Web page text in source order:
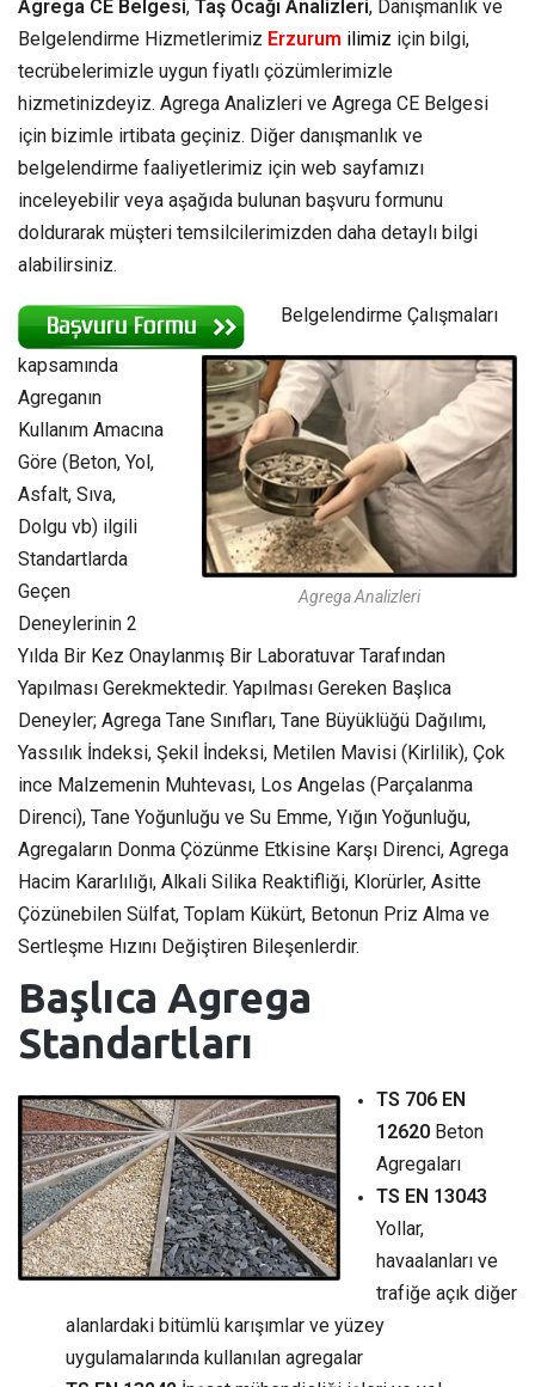
Agrega CE Belgesi, Taş Ocağı Analizleri, Danışmanlık ve
Belgelendirme Hizmetlerimiz Erzurum ilimiz için bilgi,
tecrübelerimizle uygun fiyatlı çözümlerimizle
hizmetinizdeyiz. Agrega Analizleri ve Agrega CE Belgesi
için bizimle irtibata geçiniz. Diğer danışmanlık ve
belgelendirme faaliyetlerimiz için web sayfamızı
inceleyebilir veya aşağıda bulunan başvuru formunu
doldurarak müşteri temsilcilerimizden daha detaylı bilgi
alabilirsiniz.
Agrega Analizleri
Belgelendirme Çalışmaları
kapsamında
Agreganın
Kullanım Amacına
Göre (Beton, Yol,
Asfalt, Sıva,
Dolgu vb) ilgili
Standartlarda
Geçen
Deneylerinin 2
Yılda Bir Kez Onaylanmış Bir Laboratuvar Tarafından
Yapılması Gerekmektedir. Yapılması Gereken Başlıca
Deneyler; Agrega Tane Sınıfları, Tane Büyüklüğü Dağılımı,
Yassılık İndeksi, Şekil İndeksi, Metilen Mavisi (Kirlilik), Çok
ince Malzemenin Muhtevası, Los Angelas (Parçalanma
Direnci), Tane Yoğunluğu ve Su Emme, Yığın Yoğunluğu,
Agregaların Donma Çözünme Etkisine Karşı Direnci, Agrega
Hacim Kararlılığı, Alkali Silika Reaktifliği, Klorürler, Asitte
Çözünebilen Sülfat, Toplam Kükürt, Betonun Priz Alma ve
Sertleşme Hızını Değiştiren Bileşenlerdir.
Başlıca Agrega
Standartları
TS 706 EN
12620 Beton
Agregaları
TS EN 13043
Yollar,
havaalanları ve
trafiğe açık diğer
alanlardaki bitümlü karışımlar ve yüzey
uygulamalarında kullanılan agregalar